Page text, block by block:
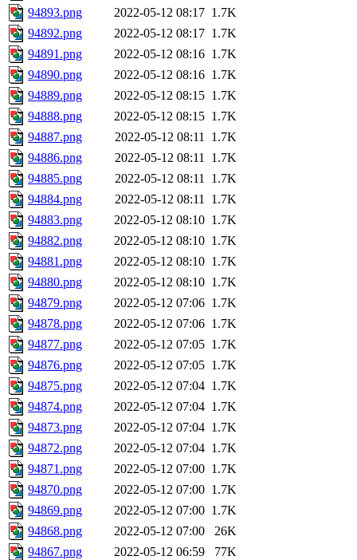
94893.png
2022-05-12 08:17 1.7K
94892.png
2022-05-12 08:17 1.7K
94891.png
2022-05-12 08:16 1.7K
94890.png
2022-05-12 08:16 1.7K
94889.png
2022-05-12 08:15 1.7K
94888.png
2022-05-12 08:15 1.7K
94887.png
2022-05-12 08:11 1.7K
94886.png
2022-05-12 08:11 1.7K
94885.png
2022-05-12 08:11 1.7K
94884.png
2022-05-12 08:11 1.7K
94883.png
2022-05-12 08:10 1.7K
94882.png
2022-05-12 08:10 1.7K
94881.png
2022-05-12 08:10 1.7K
94880.png
2022-05-12 08:10 1.7K
94879.png
2022-05-12 07:06 1.7K
94878.png
2022-05-12 07:06 1.7K
94877.png
2022-05-12 07:05 1.7K
94876.png
2022-05-12 07:05 1.7K
94875.png
2022-05-12 07:04 1.7K
94874.png
2022-05-12 07:04 1.7K
94873.png
2022-05-12 07:04 1.7K
94872.png
2022-05-12 07:04 1.7K
94871.png
2022-05-12 07:00 1.7K
94870.png
2022-05-12 07:00 1.7K
94869.png
2022-05-12 07:00 1.7K
94868.png
2022-05-12 07:00
26K
94867.png
2022-05-12 06:59
77K